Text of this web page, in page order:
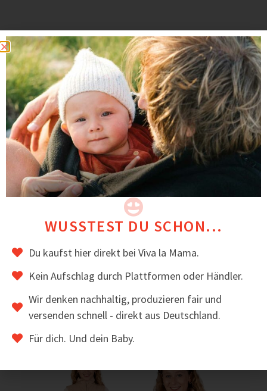
Baby-Booties aus Softshell
ZUM ARTIKEL
WUSSTEST DU SCHON...
Du kaufst hier direkt bei Viva la Mama.
Kein Aufschlag durch Plattformen oder Händler.
Wir denken nachhaltig, produzieren fair und
versenden schnell - direkt aus Deutschland.
Für dich. Und dein Baby.